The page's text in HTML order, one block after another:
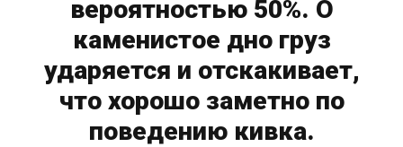
вероятностью 50%. О
каменистое дно груз
ударяется и отскакивает,
что хорошо заметно по
поведению кивка.